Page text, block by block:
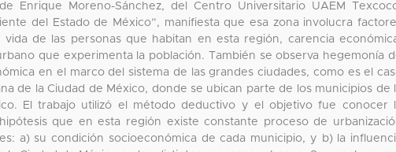
Enrique Moreno-Sánchez, del Centro Universitario UAEM
del Estado de México”, manifiesta que esa zona involucra
de las personas que habitan en esta región, carencia
que experimenta la población. También se observa hegemonía
en el marco del sistema de las grandes ciudades, como es el
de la Ciudad de México, donde se ubican parte de los municipios de
El trabajo utilizó el método deductivo y el objetivo fue conocer
que en esta región existe constante proceso de
a) su condición socioeconómica de cada municipio, y b) la